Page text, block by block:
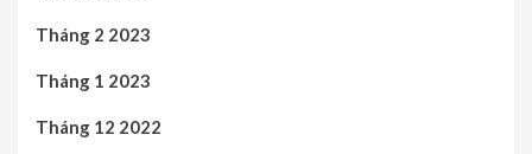
Tháng 2 2023
Tháng 1 2023
Tháng 12 2022